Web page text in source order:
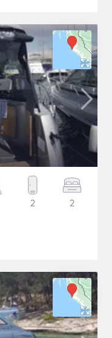
2 2